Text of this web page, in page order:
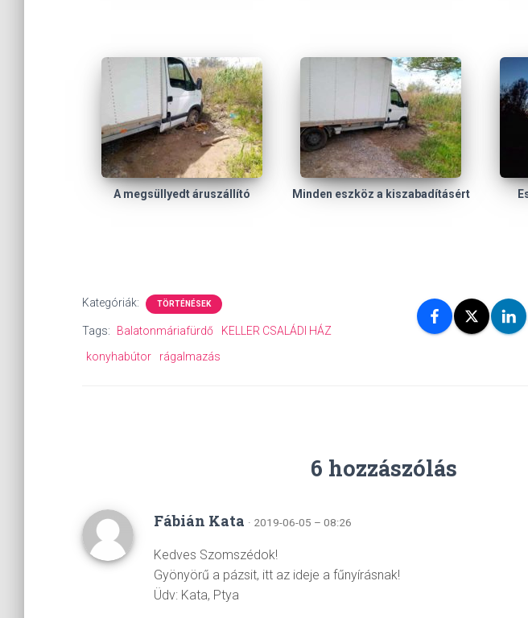
A megsüllyedt áruszállító Minden eszköz a kiszabadításért
Kategóriák: TÖRTÉNÉSEK
Tags: Balatonmáriafürdő
KELLER CSALÁDI HÁZ
konyhabútor
rágalmazás
6 hozzászólás
Fábián Kata · 2019-06-05 – 08:26
Kedves Szomszédok!
Gyönyörű a pázsit, itt az ideje a fűnyírásnak!
Üdv: Kata, Ptya